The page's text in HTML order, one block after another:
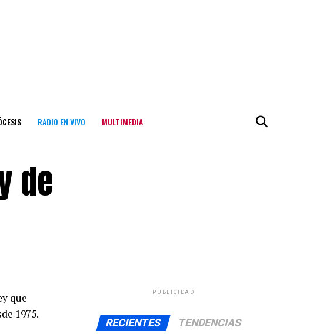
RADIO EN VIVO MULTIMEDIA
de
que
1975.
PUBLICIDAD
RECIENTES TENDENCIAS